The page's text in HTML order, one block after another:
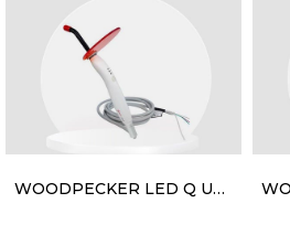
WOODPECKER LED Q UNİTE (IŞIKLI DOLGU CİHAZI )(UNİTE MONTE)